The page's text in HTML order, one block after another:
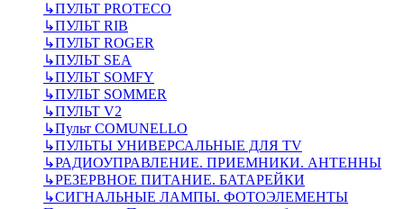
↳ПУЛЬТ PROTECO
↳ПУЛЬТ RIB
↳ПУЛЬТ ROGER
↳ПУЛЬТ SEA
↳ПУЛЬТ SOMFY
↳ПУЛЬТ SOMMER
↳ПУЛЬТ V2
↳Пульт СOMUNELLO
↳ПУЛЬТЫ УНИВЕРСАЛЬНЫЕ ДЛЯ TV
↳РАДИОУПРАВЛЕНИЕ. ПРИЕМНИКИ. АНТЕННЫ
↳РЕЗЕРВНОЕ ПИТАНИЕ. БАТАРЕЙКИ
↳СИГНАЛЬНЫЕ ЛАМПЫ. ФОТОЭЛЕМЕНТЫ